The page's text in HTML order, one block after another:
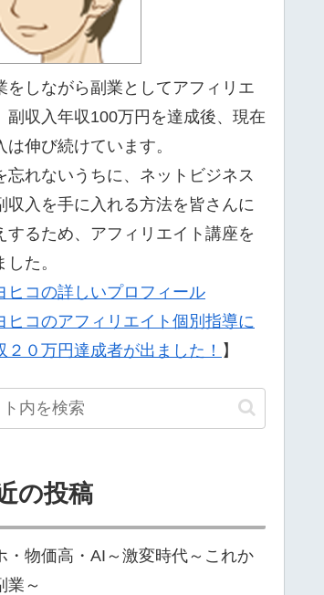
をしながら副業としてアフィリエ
副収入年収100万円を達成後、現在
は伸び続けています。
忘れないうちに、ネットビジネス
収入を手に入れる方法を皆さんに
するため、アフィリエイト講座を
した。
ヒコの詳しいプロフィール
ヒコのアフィリエイト個別指導に
２０万円達成者が出ました！ 】
の投稿
・物価高・AI～激変時代～これか
業～